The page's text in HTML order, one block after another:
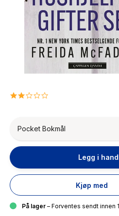
2.0
Pocket Bokmål
Legg i
Kjøp med
På lager – Forventes sendt innen